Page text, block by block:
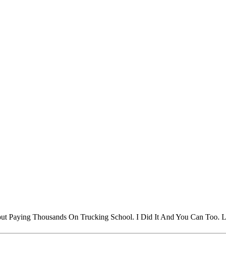
Paying Thousands On Trucking School. I Did It And You Can Too.